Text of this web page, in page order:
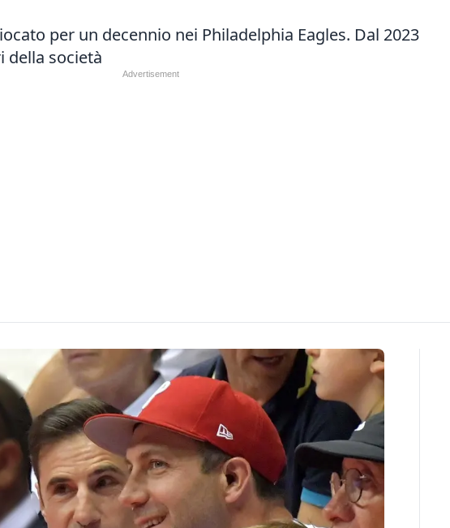
per un decennio nei Philadelphia Eagles. Dal 2023
della società